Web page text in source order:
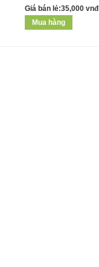
Giá bán lẻ:35,000 vnđ